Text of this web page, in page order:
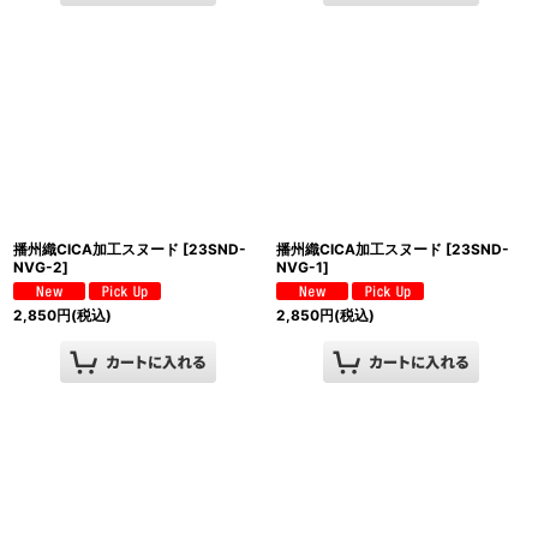
播州織CICA加工スヌード [23SND-
NVG-2]
2,850円(税込)
播州織CICA加工スヌード [23SND-
NVG-1]
2,850円(税込)